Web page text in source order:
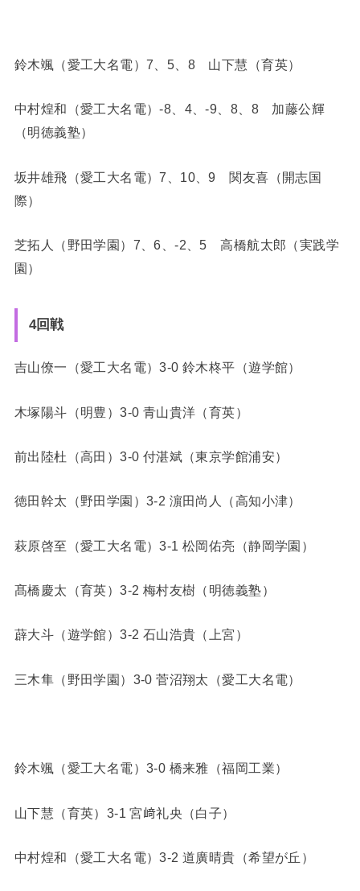
鈴木颯（愛工大名電）7、5、8 山下慧（育英）
中村煌和（愛工大名電）-8、4、-9、8、8 加藤公輝
（明徳義塾）
坂井雄飛（愛工大名電）7、10、9 関友喜（開志国
際）
芝拓人（野田学園）7、6、-2、5 高橋航太郎（実践学
園）
4回戦
吉山僚一（愛工大名電）3-0 鈴木柊平（遊学館）
木塚陽斗（明豊）3-0 青山貴洋（育英）
前出陸杜（高田）3-0 付湛斌（東京学館浦安）
徳田幹太（野田学園）3-2 濵田尚人（高知小津）
萩原啓至（愛工大名電）3-1 松岡佑亮（静岡学園）
髙橋慶太（育英）3-2 梅村友樹（明徳義塾）
薜大斗（遊学館）3-2 石山浩貴（上宮）
三木隼（野田学園）3-0 菅沼翔太（愛工大名電）
鈴木颯（愛工大名電）3-0 橋来雅（福岡工業）
山下慧（育英）3-1 宮﨑礼央（白子）
中村煌和（愛工大名電）3-2 道廣晴貴（希望が丘）